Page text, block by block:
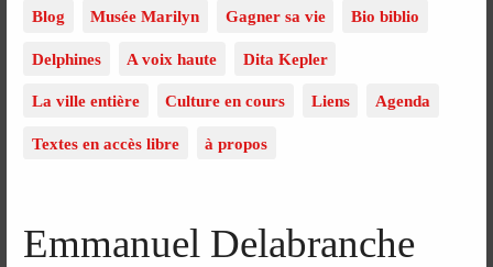
Blog Musée Marilyn Gagner sa vie Bio biblio
Delphines A voix haute Dita Kepler
La ville entière Culture en cours Liens Agenda
Textes en accès libre à propos
Emmanuel Delabranche